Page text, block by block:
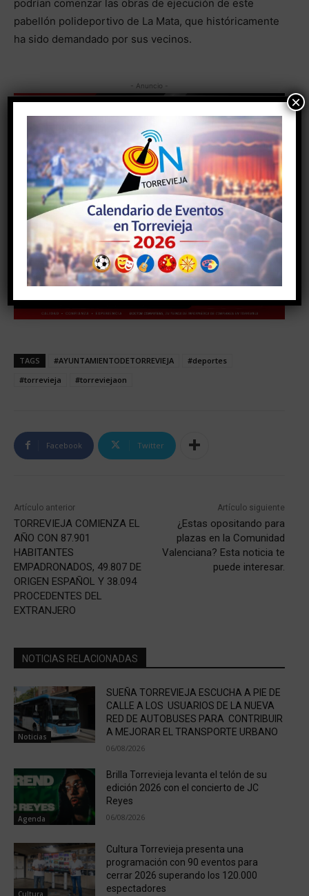
podrían comenzar las obras de ejecución de este
pabellón polideportivo de La Mata, que históricamente
ha sido demandado por sus vecinos.
- Anuncio -
TAGS #AYUNTAMIENTODETORREVIEJA
#deportes
#torrevieja
#torreviejaon
Facebook Twitter
Artículo anterior
TORREVIEJA COMIENZA EL
AÑO CON 87.901
HABITANTES
EMPADRONADOS, 49.807 DE
ORIGEN ESPAÑOL Y 38.094
PROCEDENTES DEL
EXTRANJERO
Artículo siguiente
¿Estas opositando para
plazas en la Comunidad
Valenciana? Esta noticia te
puede interesar.
NOTICIAS RELACIONADAS
Noticias
SUEÑA TORREVIEJA ESCUCHA A PIE DE
CALLE A LOS USUARIOS DE LA NUEVA
RED DE AUTOBUSES PARA CONTRIBUIR
A MEJORAR EL TRANSPORTE URBANO
06/08/2026
Agenda
Brilla Torrevieja levanta el telón de su
edición 2026 con el concierto de JC
Reyes
06/08/2026
Cultura
Cultura Torrevieja presenta una
programación con 90 eventos para
cerrar 2026 superando los 120.000
espectadores
×